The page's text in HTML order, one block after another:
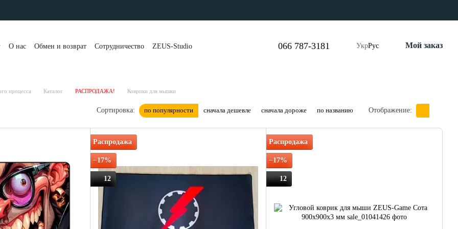
О нас Обмен и возврат Сотрудничество
ZEUS-Studio
066 787-3181 УкрРус Мой заказ
процесса Каталог РАСПРОДАЖА! Коврики для мышки
Сортировка: по популярности сначала дешевле сначала дороже по названию Отображение:
Распродажа
−17%
12
Распродажа
−17%
12